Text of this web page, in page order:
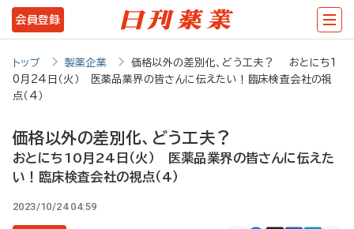
メ
イ
テ
に
会員登録
トップ 製薬企業
価格以外の差別化、どう工夫？ おとにち1
0月24日（火） 医薬品業界の皆さんに伝えたい！臨床検査会社の視
点（4）
価格以外の差別化、どう工夫？
おとにち10月24日（火） 医薬品業界の皆さんに伝えた
い！臨床検査会社の視点（4）
2023/10/24 04:59